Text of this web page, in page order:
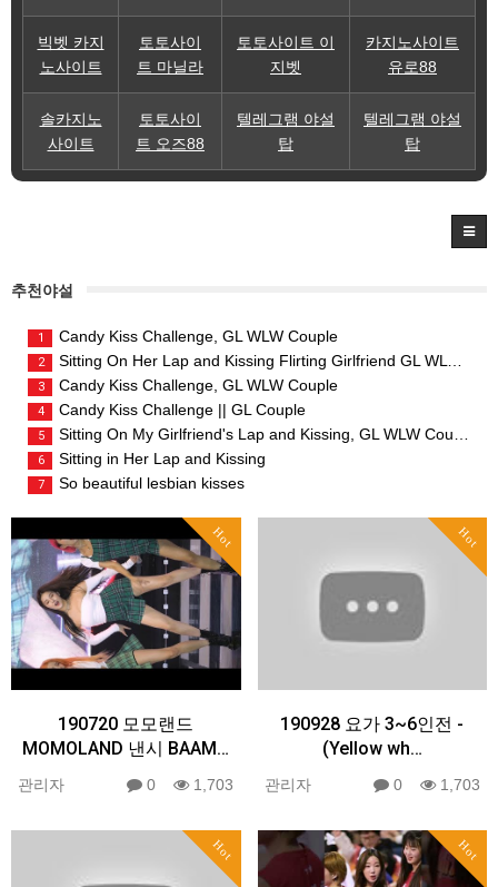
빅벳 카지
노사이트
토토사이
트 마닐라
토토사이트 이
지벳
카지노사이트
유로88
솔카지노
사이트
토토사이
트 오즈88
텔레그램 야설
탑
텔레그램 야설
탑
추천야설
1 Candy Kiss Challenge, GL WLW Couple
2 Sitting On Her Lap and Kissing Flirting Girlfriend GL WLW Couple
3 Candy Kiss Challenge, GL WLW Couple
4 Candy Kiss Challenge || GL Couple
5 Sitting On My Girlfriend's Lap and Kissing, GL WLW Couple
6 Sitting in Her Lap and Kissing
7 So beautiful lesbian kisses
Hot
190720 모모랜드
MOMOLAND 낸시 BAAM…
관리자 0 1,703
Hot
190928 요가 3~6인전 -
(Yellow wh…
관리자 0 1,703
Hot Hot